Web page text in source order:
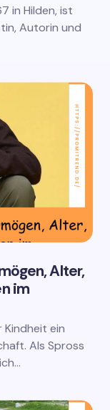
in Hilden, ist
Autorin und
Alter,
im
Kindheit ein
Als Spross